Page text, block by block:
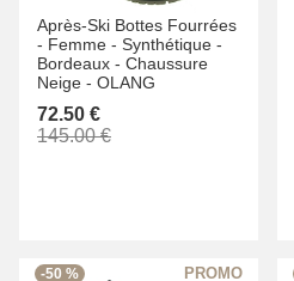
Après-Ski Bottes Fourrées
- Femme - Synthétique -
Bordeaux - Chaussure
Neige - OLANG
72.50 €
145.00 €
-50 %